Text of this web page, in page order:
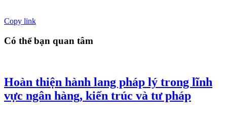
Copy link
Có thể bạn quan tâm
Hoàn thiện hành lang pháp lý trong lĩnh
vực ngân hàng, kiến trúc và tư pháp